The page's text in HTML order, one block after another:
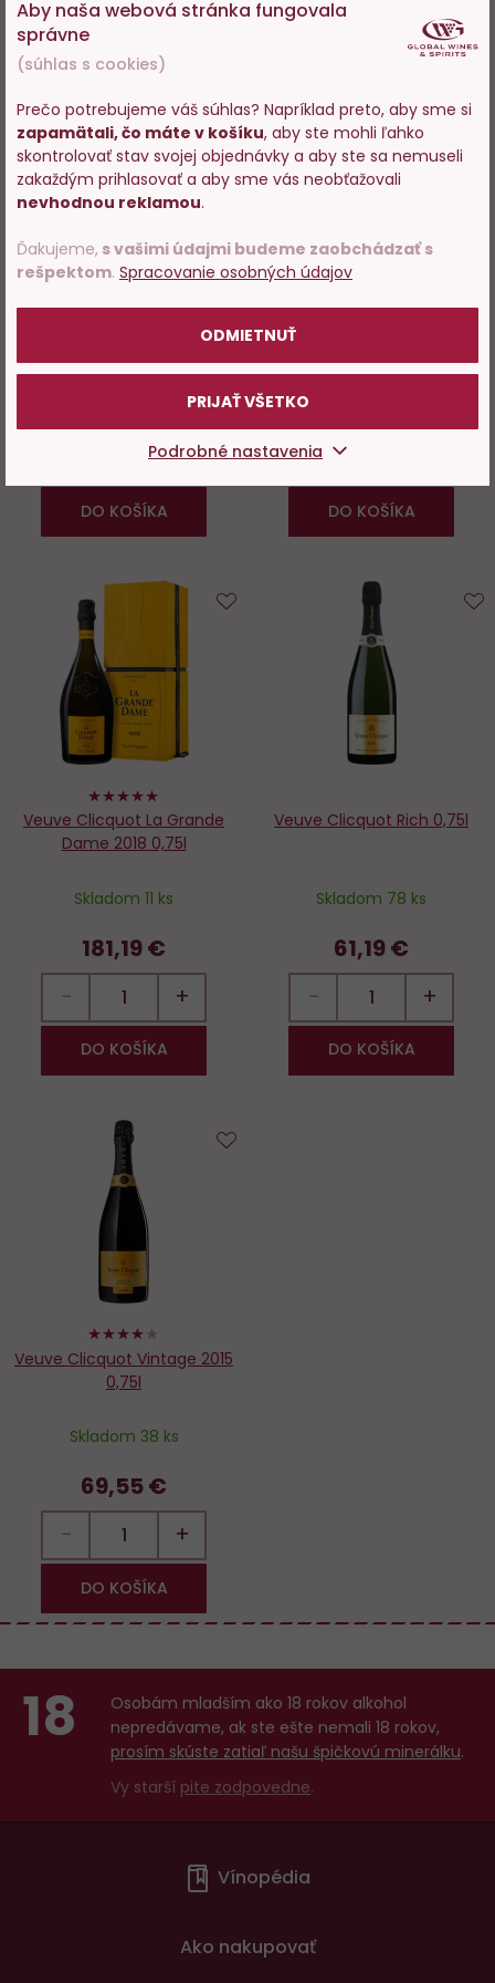
Novinka
Veuve Clicquot Rich +
darček
Skladom 60 ks
+
DO KOŠÍKA
obľúbených
Veuve Clicquot Brut Yellow
Label Magnum 1,5L
Skladom 21 ks
−
DO KOŠÍKA
100%
Veuve Clicquot La Grande
Dame 2018 0,75l
Skladom 11 ks
181,19 €
− +
DO KOŠÍKA
Veuve Clicquot Rich 0,75l
Skladom 78 ks
61,19 €
− +
DO KOŠÍKA
80%
Veuve Clicquot Vintage 2015
0,75l
Skladom 38 ks
69,55 €
− +
DO KOŠÍKA
Aby naša webová stránka fungovala
správne
(súhlas s cookies)
Prečo potrebujeme váš súhlas? Napríklad preto, aby sme si
zapamätali, čo máte v košíku, aby ste mohli ľahko
skontrolovať stav svojej objednávky a aby ste sa nemuseli
zakaždým prihlasovať a aby sme vás neobťažovali
nevhodnou reklamou.
Ďakujeme, s vašimi údajmi budeme zaobchádzať s
rešpektom. Spracovanie osobných údajov
ODMIETNUŤ
PRIJAŤ VŠETKO
Podrobné nastavenia
18
Osobám mladším ako 18 rokov alkohol
nepredávame, ak ste ešte nemali 18 rokov,
prosím skúste zatiaľ našu špičkovú minerálku.
Vy starší pite zodpovedne.
Vínopédia
Ako nakupovať
Vstupujete na stránky s
predajom alkoholu. Prosím
potvrďte, že Vám už bolo 18